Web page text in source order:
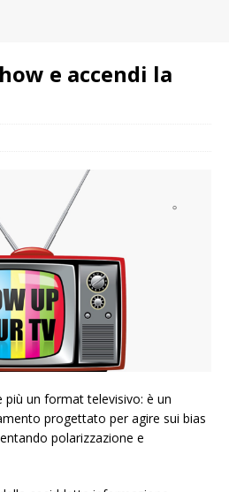
e accendi la
più un format televisivo: è un
progettato per agire sui bias
polarizzazione e